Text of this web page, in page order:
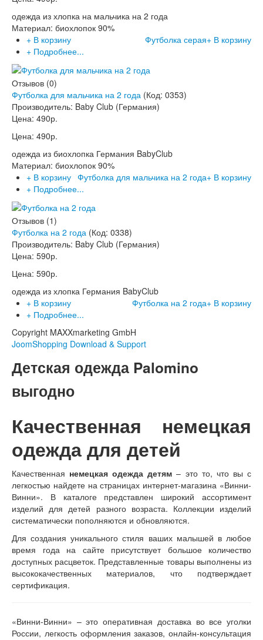
одежда из хлопка на мальчика на 2 года
Материал: биохлопок 90%
+ В корзину
Футболка серая
+ В корзину
+ Подробнее...
Отзывов (0)
Футболка для мальчика на 2 года (Код: 0353)
Производитель: Baby Club (Германия)
Цена: 490р.
Цена: 490р.
одежда из биохлопка Германия BabyClub
Материал: биохлопок 90%
+ В корзину
Футболка для мальчика на 2 года
+ В корзину
+ Подробнее...
Отзывов (1)
Футболка на 2 года (Код: 0338)
Производитель: Baby Club (Германия)
Цена: 590р.
Цена: 590р.
одежда из хлопка Германия BabyClub
+ В корзину
Футболка на 2 года
+ В корзину
+ Подробнее...
Copyright MAXXmarketing GmbH
JoomShopping Download & Support
Детская одежда Palomino
выгодно
Качественная немецкая
одежда для детей
Качественная немецкая одежда детям – это то, что вы с
легкостью найдете на страницах интернет-магазина «Винни-
Винни». В каталоге представлен широкий ассортимент
изделий для детей разного возраста. Коллекции изделий
систематически пополняются и обновляются.
Для создания уникального стиля ваших малышей в любое
время года на сайте присутствует большое количество
доступных расцветок. Представленные товары выполнены из
высококачественных материалов, что подтверждает
сертификация.
«Винни-Винни» – это оперативная доставка во все уголки
России, легкость оформления заказов, онлайн-консультация